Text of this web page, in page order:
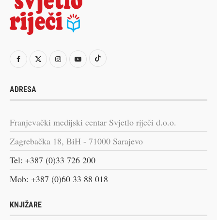
ADRESA
Franjevački medijski centar Svjetlo riječi d.o.o.
Zagrebačka 18, BiH - 71000 Sarajevo
Tel: +387 (0)33 726 200
Mob: +387 (0)60 33 88 018
KNJIŽARE